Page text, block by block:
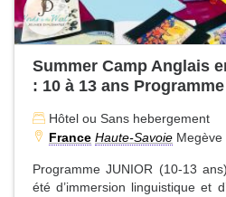
Summer Camp Anglais
: 10 à 13 ans
Hôtel ou Sans hebergement
France Haute-Savoie Megève
Programme JUNIOR (10-13
été d’immersion linguistique et